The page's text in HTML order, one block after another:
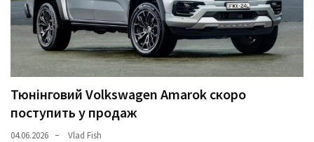
Тюнінговий Volkswagen Amarok скоро
поступить у продаж
04.06.2026 Vlad Fish